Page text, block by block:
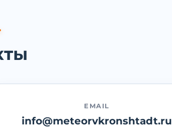
EMAIL
info@meteorvkronshtadt.ru